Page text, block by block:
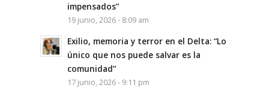
impensados”
19 junio, 2026 - 8:09 am
Exilio, memoria y terror en el Delta: “Lo
único que nos puede salvar es la
comunidad”
17 junio, 2026 - 9:11 pm